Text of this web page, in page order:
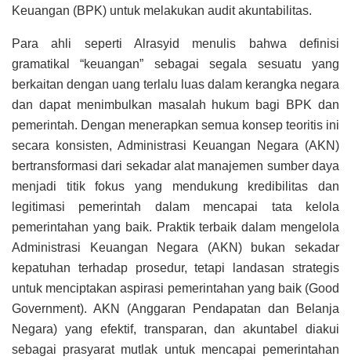
Keuangan (BPK) untuk melakukan audit akuntabilitas.
Para ahli seperti Alrasyid menulis bahwa definisi
gramatikal “keuangan” sebagai segala sesuatu yang
berkaitan dengan uang terlalu luas dalam kerangka negara
dan dapat menimbulkan masalah hukum bagi BPK dan
pemerintah. Dengan menerapkan semua konsep teoritis ini
secara konsisten, Administrasi Keuangan Negara (AKN)
bertransformasi dari sekadar alat manajemen sumber daya
menjadi titik fokus yang mendukung kredibilitas dan
legitimasi pemerintah dalam mencapai tata kelola
pemerintahan yang baik. Praktik terbaik dalam mengelola
Administrasi Keuangan Negara (AKN) bukan sekadar
kepatuhan terhadap prosedur, tetapi landasan strategis
untuk menciptakan aspirasi pemerintahan yang baik (Good
Government). AKN (Anggaran Pendapatan dan Belanja
Negara) yang efektif, transparan, dan akuntabel diakui
sebagai prasyarat mutlak untuk mencapai pemerintahan